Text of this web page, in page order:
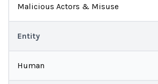
Malicious Actors & Misuse
Entity
Human